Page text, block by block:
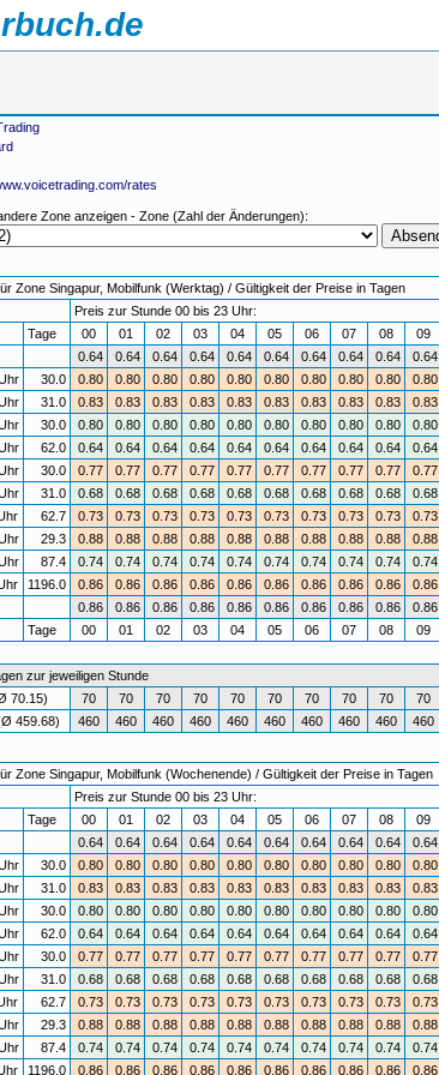
rates
Zone anzeigen - Zone (Zahl der Änderungen):
Zone Singapur, Mobilfunk (Werktag) / Gültigkeit der Preise in Tagen
Preis zur Stunde 00 bis 23 Uhr:
Tage 00 01 02 03 04 05 06 07 08 09
0.64
0.64 0.64 0.64 0.64 0.64 0.64 0.64 0.64 0.64
30.0 0.80 0.80 0.80 0.80 0.80 0.80 0.80 0.80 0.80 0.80
31.0 0.83 0.83 0.83 0.83 0.83 0.83 0.83 0.83 0.83 0.83
30.0 0.80 0.80 0.80 0.80 0.80 0.80 0.80 0.80 0.80 0.80
62.0 0.64 0.64 0.64 0.64 0.64 0.64 0.64 0.64 0.64 0.64
30.0 0.77 0.77 0.77 0.77 0.77 0.77 0.77 0.77 0.77 0.77
31.0 0.68 0.68 0.68 0.68 0.68 0.68 0.68 0.68 0.68 0.68
62.7 0.73 0.73 0.73 0.73 0.73 0.73 0.73 0.73 0.73 0.73
29.3 0.88 0.88 0.88 0.88 0.88 0.88 0.88 0.88 0.88 0.88
87.4 0.74 0.74 0.74 0.74 0.74 0.74 0.74 0.74 0.74 0.74
1196.0 0.86 0.86 0.86 0.86 0.86 0.86 0.86 0.86 0.86 0.86
0.86
0.86 0.86 0.86 0.86 0.86 0.86 0.86 0.86 0.86
Tage 00 01 02 03 04 05 06 07 08 09
zur jeweiligen Stunde
70.15)
70 70 70 70 70 70 70 70 70 70
459.68)
460 460 460 460 460 460 460 460 460 460
Zone Singapur, Mobilfunk (Wochenende) / Gültigkeit der Preise in Tagen
Preis zur Stunde 00 bis 23 Uhr:
Tage 00 01 02 03 04 05 06 07 08 09
0.64
0.64 0.64 0.64 0.64 0.64 0.64 0.64 0.64 0.64
30.0 0.80 0.80 0.80 0.80 0.80 0.80 0.80 0.80 0.80 0.80
31.0 0.83 0.83 0.83 0.83 0.83 0.83 0.83 0.83 0.83 0.83
30.0 0.80 0.80 0.80 0.80 0.80 0.80 0.80 0.80 0.80 0.80
62.0 0.64 0.64 0.64 0.64 0.64 0.64 0.64 0.64 0.64 0.64
30.0 0.77 0.77 0.77 0.77 0.77 0.77 0.77 0.77 0.77 0.77
31.0 0.68 0.68 0.68 0.68 0.68 0.68 0.68 0.68 0.68 0.68
62.7 0.73 0.73 0.73 0.73 0.73 0.73 0.73 0.73 0.73 0.73
29.3 0.88 0.88 0.88 0.88 0.88 0.88 0.88 0.88 0.88 0.88
87.4 0.74 0.74 0.74 0.74 0.74 0.74 0.74 0.74 0.74 0.74
1196.0 0.86 0.86 0.86 0.86 0.86 0.86 0.86 0.86 0.86 0.86